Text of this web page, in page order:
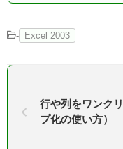
- Excel 2003
行や列をワンク
プ化の使い方）